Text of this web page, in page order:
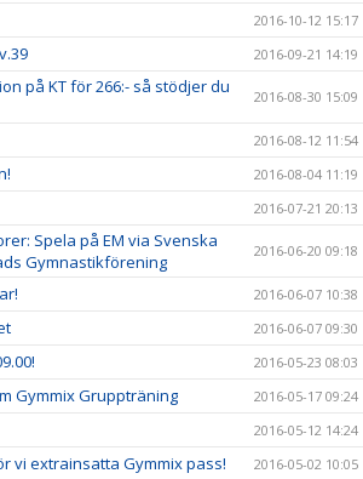
2016-10-12 15:17
2016-09-21 14:19
på KT för 266:- så stödjer du
2016-08-30 15:09
2016-08-12 11:54
2016-08-04 11:19
2016-07-21 20:13
Spela på EM via Svenska
Gymnastikförening
2016-06-20 09:18
2016-06-07 10:38
2016-06-07 09:30
2016-05-23 08:03
Gymmix Gruppträning 2016-05-17 09:24
2016-05-12 14:24
vi extrainsatta Gymmix pass! 2016-05-02 10:05